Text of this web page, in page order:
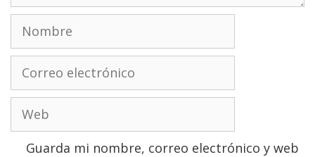
Nombre
electrónico
Guarda mi nombre, correo electrónico y web